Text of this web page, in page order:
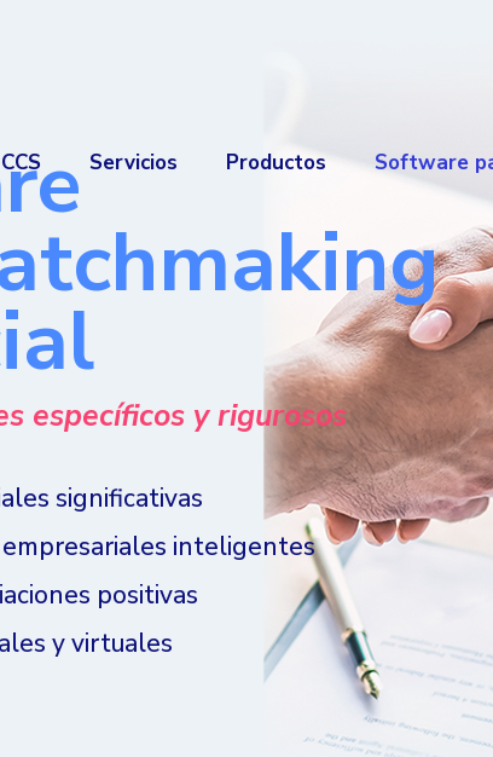
Servicios Productos Software
específicos y rigurosos
significativas
empresariales inteligentes
positivas
y virtuales